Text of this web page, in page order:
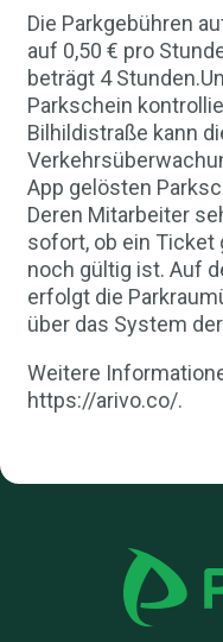
Die Parkgebühren
auf 0,50 € pro
beträgt 4
Parkschein
Bilhildistraße kann
App gelösten
Deren Mitarbeiter
sofort, ob ein Ticket
noch gültig ist. Auf
erfolgt die
über das System
Weitere
https://arivo.co/.